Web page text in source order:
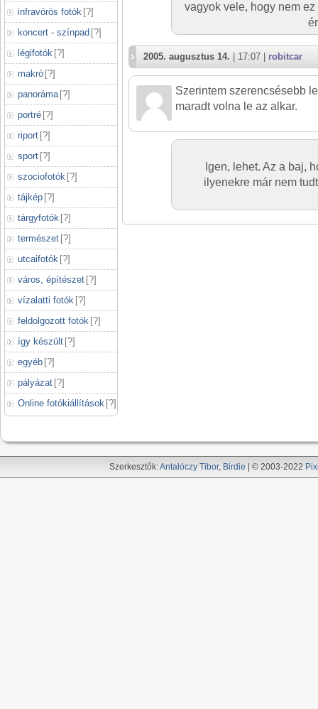
infravörös fotók [?]
koncert - színpad [?]
légifotók [?]
makró [?]
panoráma [?]
portré [?]
riport [?]
sport [?]
szociofotók [?]
tájkép [?]
tárgyfotók [?]
természet [?]
utcaifotók [?]
város, építészet [?]
vízalatti fotók [?]
feldolgozott fotók [?]
így készült [?]
egyéb [?]
pályázat [?]
Online fotókiállítások [?]
vagyok vele, hogy nem
2005. augusztus 14. | 17:07 | robitcar
Szerintem szerencsésebb
maradt volna le az alkar.
Igen, lehet. Az a baj,
ilyenekre már nem
Szerkesztők:Antalóczy Tibor, Birdie | © 2003-2022